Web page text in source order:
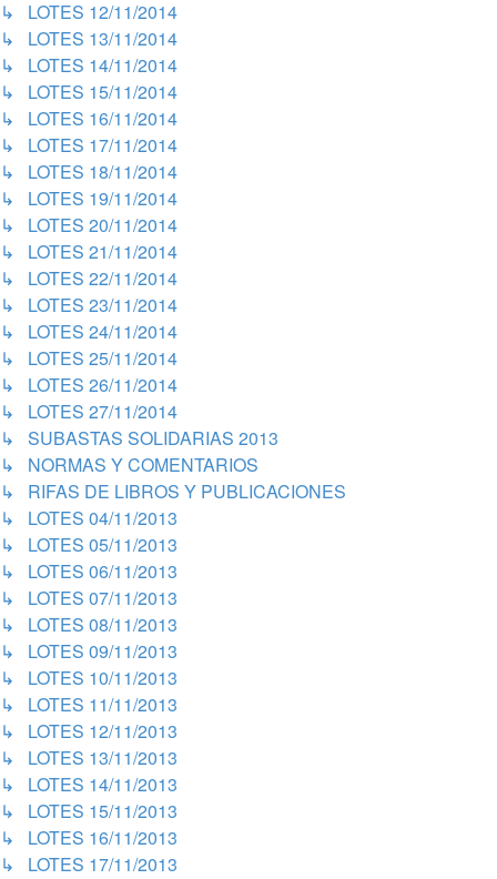
↳ LOTES 12/11/2014
↳ LOTES 13/11/2014
↳ LOTES 14/11/2014
↳ LOTES 15/11/2014
↳ LOTES 16/11/2014
↳ LOTES 17/11/2014
↳ LOTES 18/11/2014
↳ LOTES 19/11/2014
↳ LOTES 20/11/2014
↳ LOTES 21/11/2014
↳ LOTES 22/11/2014
↳ LOTES 23/11/2014
↳ LOTES 24/11/2014
↳ LOTES 25/11/2014
↳ LOTES 26/11/2014
↳ LOTES 27/11/2014
↳ SUBASTAS SOLIDARIAS 2013
↳ NORMAS Y COMENTARIOS
↳ RIFAS DE LIBROS Y PUBLICACIONES
↳ LOTES 04/11/2013
↳ LOTES 05/11/2013
↳ LOTES 06/11/2013
↳ LOTES 07/11/2013
↳ LOTES 08/11/2013
↳ LOTES 09/11/2013
↳ LOTES 10/11/2013
↳ LOTES 11/11/2013
↳ LOTES 12/11/2013
↳ LOTES 13/11/2013
↳ LOTES 14/11/2013
↳ LOTES 15/11/2013
↳ LOTES 16/11/2013
↳ LOTES 17/11/2013